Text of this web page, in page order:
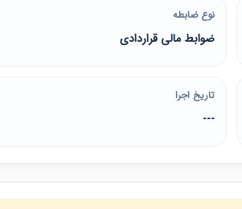
نوع ضابطه
ضوابط مالی قراردادی
تاریخ اجرا
---